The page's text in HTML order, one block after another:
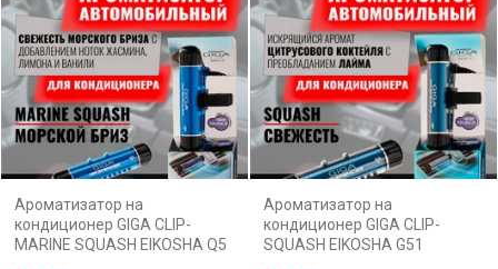
Ароматизатор на
кондиционер GIGA CLIP-
MARINE SQUASH EIKOSHA Q5
Ароматизатор на
кондиционер GIGA CLIP-
SQUASH EIKOSHA G51